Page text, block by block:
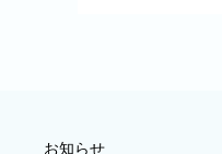
お知らせ